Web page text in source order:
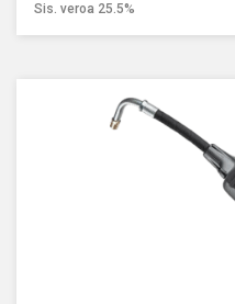
Sis. veroa 25.5%